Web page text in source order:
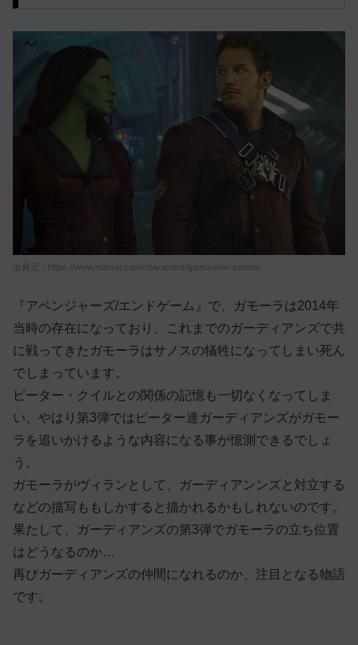
出典元：https://www.marvel.com/characters/gamora/on-screen
『アベンジャーズ/エンドゲーム』で、ガモーラは2014年
当時の存在になっており、これまでのガーディアンズで共
に戦ってきたガモーラはサノスの犠牲になってしまい死ん
でしまっています。
ピーター・クイルとの関係の記憶も一切なくなってしま
い、やはり第3弾ではピーター達ガーディアンズがガモー
ラを追いかけるような内容になる事が憶測できるでしょ
う。
ガモーラがヴィランとして、ガーディアンンズと対立する
などの描写ももしかすると描かれるかもしれないのです。
果たして、ガーディアンズの第3弾でガモーラの立ち位置
はどうなるのか…
再びガーディアンズの仲間になれるのか、注目となる物語
です。